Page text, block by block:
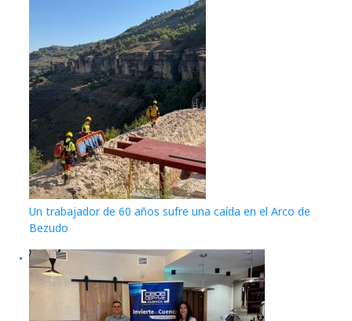
Un trabajador de 60 años sufre una caída en el Arco de
Bezudo